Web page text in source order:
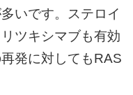
いです。ステロイ
ツキシマブも有効
発に対してもRAS